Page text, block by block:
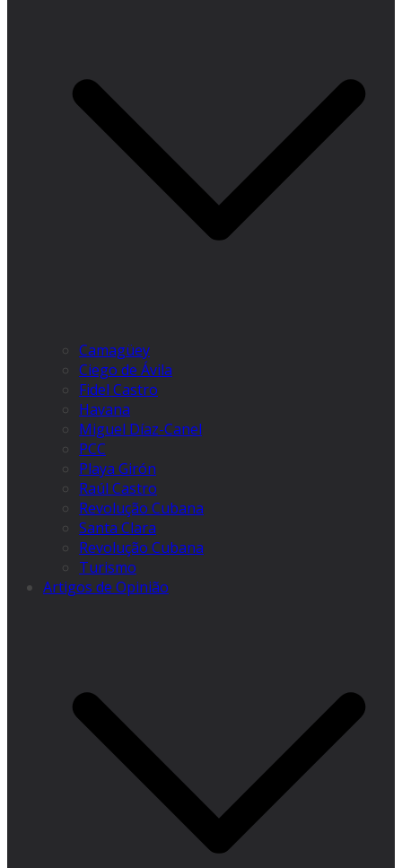
Camagüey
Ciego de Ávila
Fidel Castro
Havana
Miguel Díaz-Canel
PCC
Playa Girón
Raúl Castro
Revolução Cubana
Santa Clara
Revolução Cubana
Turismo
Artigos de Opinião